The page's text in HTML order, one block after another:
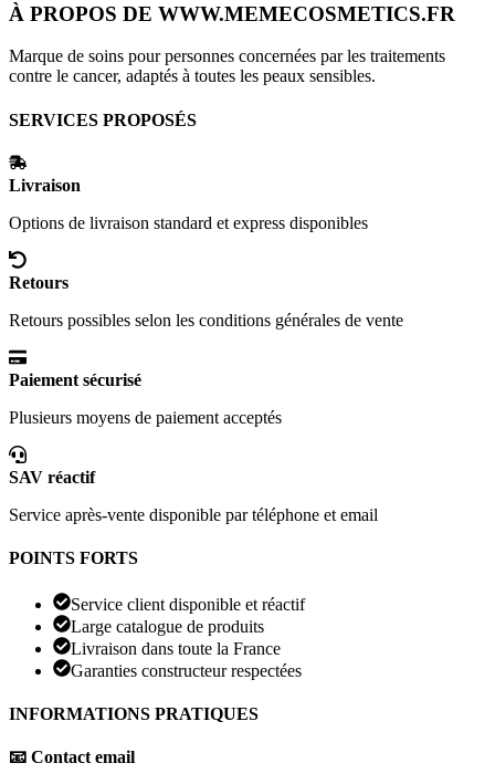
À PROPOS DE WWW.MEMECOSMETICS.FR
Marque de soins pour personnes concernées par les traitements
contre le cancer, adaptés à toutes les peaux sensibles.
SERVICES PROPOSÉS
Livraison
Options de livraison standard et express disponibles
Retours
Retours possibles selon les conditions générales de vente
Paiement sécurisé
Plusieurs moyens de paiement acceptés
SAV réactif
Service après-vente disponible par téléphone et email
POINTS FORTS
Service client disponible et réactif
Large catalogue de produits
Livraison dans toute la France
Garanties constructeur respectées
INFORMATIONS PRATIQUES
📧 Contact email